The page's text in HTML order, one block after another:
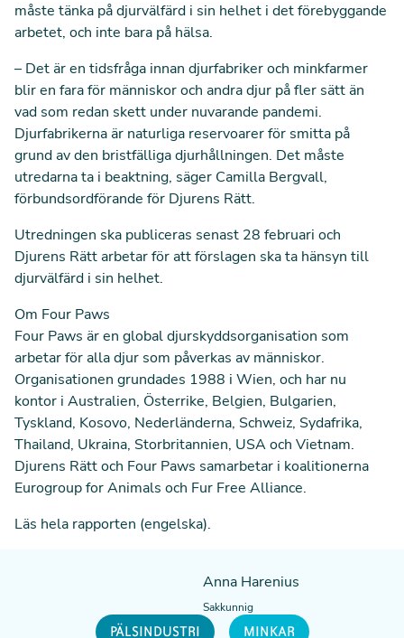
måste tänka på djurvälfärd i sin helhet i det förebyggande
arbetet, och inte bara på hälsa.
– Det är en tidsfråga innan djurfabriker och minkfarmer
blir en fara för människor och andra djur på fler sätt än
vad som redan skett under nuvarande pandemi.
Djurfabrikerna är naturliga reservoarer för smitta på
grund av den bristfälliga djurhållningen. Det måste
utredarna ta i beaktning, säger Camilla Bergvall,
förbundsordförande för Djurens Rätt.
Utredningen ska publiceras senast 28 februari och
Djurens Rätt arbetar för att förslagen ska ta hänsyn till
djurvälfärd i sin helhet.
Om Four Paws
Four Paws är en global djurskyddsorganisation som
arbetar för alla djur som påverkas av människor.
Organisationen grundades 1988 i Wien, och har nu
kontor i Australien, Österrike, Belgien, Bulgarien,
Tyskland, Kosovo, Nederländerna, Schweiz, Sydafrika,
Thailand, Ukraina, Storbritannien, USA och Vietnam.
Djurens Rätt och Four Paws samarbetar i koalitionerna
Eurogroup for Animals och Fur Free Alliance.
Läs hela rapporten (engelska).
Anna Harenius
Sakkunnig
PÄLSINDUSTRI MINKAR